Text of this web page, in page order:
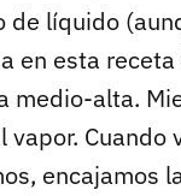
líquido
en esta
medio-alta.
Cuando
encajamos